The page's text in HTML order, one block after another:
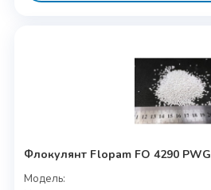
Флокулянт Flopam FO 4290 PWG
Модель: